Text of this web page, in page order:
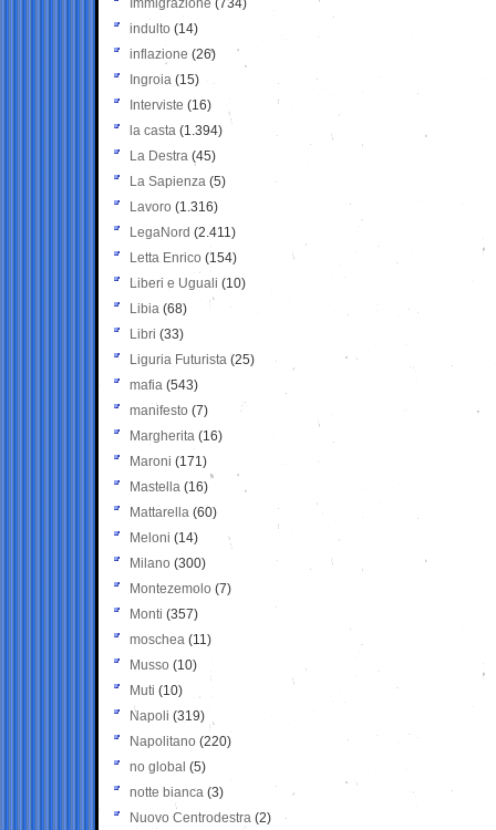
Immigrazione (734)
indulto (14)
inflazione (26)
Ingroia (15)
Interviste (16)
la casta (1.394)
La Destra (45)
La Sapienza (5)
Lavoro (1.316)
LegaNord (2.411)
Letta Enrico (154)
Liberi e Uguali (10)
Libia (68)
Libri (33)
Liguria Futurista (25)
mafia (543)
manifesto (7)
Margherita (16)
Maroni (171)
Mastella (16)
Mattarella (60)
Meloni (14)
Milano (300)
Montezemolo (7)
Monti (357)
moschea (11)
Musso (10)
Muti (10)
Napoli (319)
Napolitano (220)
no global (5)
notte bianca (3)
Nuovo Centrodestra (2)